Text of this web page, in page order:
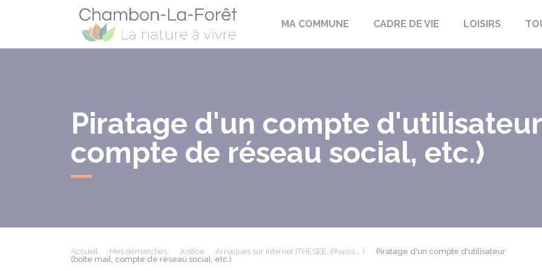
Chambon-la-Fôret
MA COMMUNE CADRE DE VIE LOISIRS
Piratage d'un compte
compte de réseau social, etc.)
Accueil Mes démarches Justice Arnaques sur internet (THESEE, Pharos ...)
Piratage d'un compte d'utilisateur
(boîte mail, compte de réseau social, etc.)